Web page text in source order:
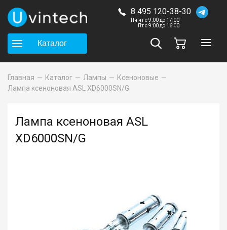
8 495 120-38-30
Пн-чт с 9:00 до 17:00
Пт с 9:00 до 16:00
Каталог
Главная Каталог Лампы
Ксеноновые
Лампа ксеноновая ASL XD6000SN/G
Лампа ксеноновая ASL
XD6000SN/G